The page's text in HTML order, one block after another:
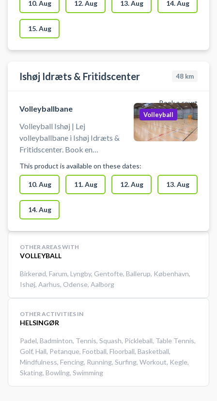
oplever problemer med adgang
eller
10. Aug 12. Aug 13. Aug 14. Aug
15. Aug
Ishøj Idræts & Fritidscenter 48 km
Book a court
Volleyballbane
Volleyball Ishøj | Lej
volleyballbane i Ishøj Idræts &
Fritidscenter. Book en
på en af volleyballbanerne i
hallerne ved Ishøj Idræts &
Fritidscenter. Medbring selv bold.
Gratis parkering findes ved hallen.
Volleyball
This product is available on these dates:
10. Aug 11. Aug 12. Aug 13. Aug
14. Aug
OTHER AREAS WITH
VOLLEYBALL
Birkerød, Farum, Lyngby, Gentofte, Ballerup, København,
Ishøj, Aarhus, Odense, Aalborg
OTHER ACTIVITIES IN
HELSINGØR
Padel, Badminton, Tennis, Squash, Pickleball, Table Tennis,
Golf, Hall, Petanque, Football, Floorball, Basketball,
Mindfulness, Fencing, Running, Surfing, Workout, Kegle,
Skating, Bowling, Swimming